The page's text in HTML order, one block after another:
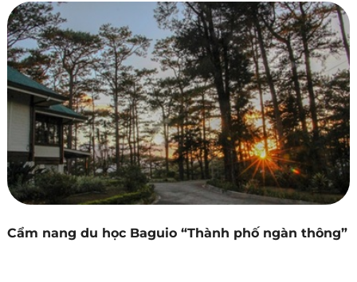
Cẩm nang du học Baguio “Thành phố ngàn thông”